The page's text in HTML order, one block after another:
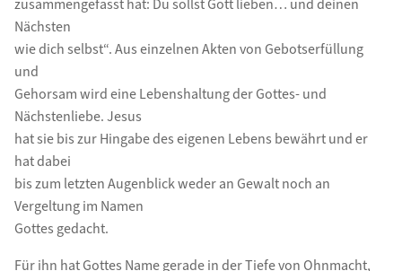
zusammengefasst hat: Du sollst Gott lieben… und deinen
Nächsten
wie dich selbst“. Aus einzelnen Akten von Gebotserfüllung
und
Gehorsam wird eine Lebenshaltung der Gottes- und
Nächstenliebe. Jesus
hat sie bis zur Hingabe des eigenen Lebens bewährt und er
hat dabei
bis zum letzten Augenblick weder an Gewalt noch an
Vergeltung im Namen
Gottes gedacht.
Für ihn hat Gottes Name gerade in der Tiefe von Ohnmacht,